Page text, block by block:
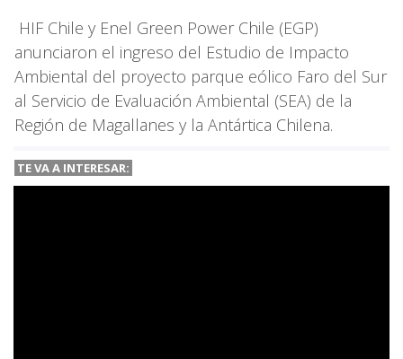
HIF Chile y Enel Green Power Chile (EGP)
anunciaron el ingreso del Estudio de Impacto
Ambiental del proyecto parque eólico Faro del Sur
al Servicio de Evaluación Ambiental (SEA) de la
Región de Magallanes y la Antártica Chilena.
TE VA A INTERESAR: